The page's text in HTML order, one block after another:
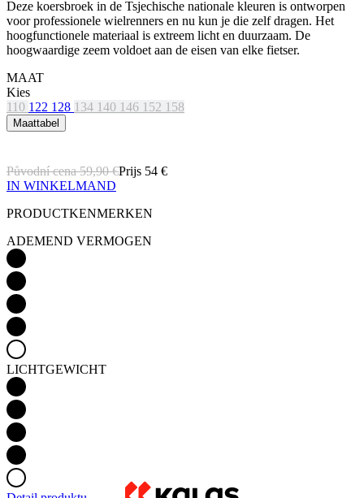
MAAT
Kies
110 122 128 134 140 146 152 158
Maattabel
Prijs 54 €
Původní cena59,90 €
IN WINKELMAND
ADEMEND VERMOGEN
LICHTGEWICHT
Detail produktu